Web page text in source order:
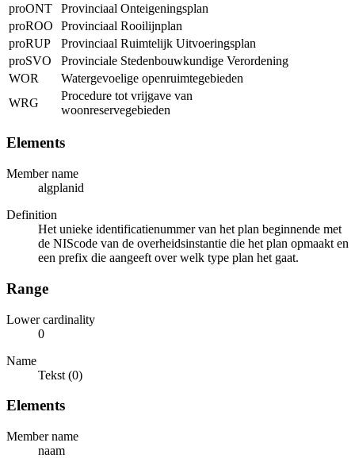
proONT
Provinciaal Onteigeningsplan
proROO
Provinciaal Rooilijnplan
proRUP
Provinciaal Ruimtelijk Uitvoeringsplan
proSVO
Provinciale Stedenbouwkundige Verordening
WOR
Watergevoelige openruimtegebieden
WRG
Procedure tot vrijgave van
woonreservegebieden
Elements
Member name
algplanid
Definition
Het unieke identificatienummer van het plan beginnende met
de NIScode van de overheidsinstantie die het plan opmaakt en
een prefix die aangeeft over welk type plan het gaat.
Range
Lower cardinality
0
Name
Tekst (0)
Elements
Member name
naam